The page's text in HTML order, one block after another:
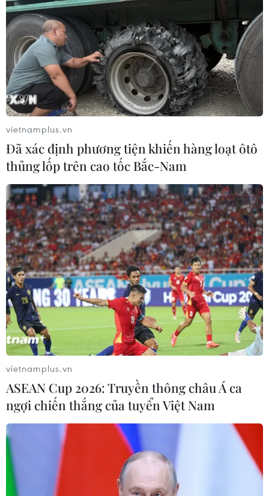
Thái tử Saudi Arabia lần đầu công du
ngoài vùng Vịnh sau 3 năm
21/06/2022 08:19
Người phát ngôn của Tổng thống Ai Cập cho biết Thái
tử Mohammed bin Salman sẽ có cuộc hội đàm với Tổng
thống Ai Cập Abdel Fattah al-Sisi - một đồng minh lớn,
để thảo luận về "các vấn đề khu vực."
Tổng thống Pháp kêu gọi Saudi Arabia
tăng sản lượng dầu mỏ
28/07/2022 14:51
Tổng thống Pháp Emmanuel Macron bày tỏ mong muốn
Riyadh tăng sản lượng dầu mỏ, đồng thời đóng vai trò
quan trọng trong việc giúp tạo một cuộc đối thoại hòa
bình Trung Đông rộng rãi hơn.
vietnamplus.vn
Đã xác định phương tiện khiến hàng loạt ôtô
thủng lốp trên cao tốc Bắc-Nam
vietnamplus.vn
ASEAN Cup 2026: Truyền thông châu Á ca
ngợi chiến thắng của tuyển Việt Nam